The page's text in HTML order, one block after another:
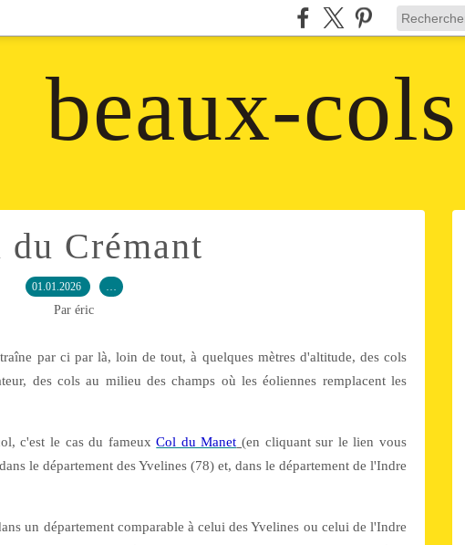
beaux-cols
du Crémant
01.01.2026 …
Par éric
par ci par là, loin de tout, à quelques mètres d'altitude, des cols
des cols au milieu des champs où les éoliennes remplacent les
c'est le cas du fameuxCol du Manet (en cliquant sur le lien vous
le département des Yvelines (78) et, dans le département de l'Indre
un département comparable à celui des Yvelines ou celui de l'Indre